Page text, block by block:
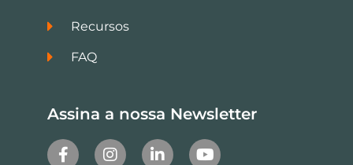
Recursos
FAQ
Assina a nossa Newsletter